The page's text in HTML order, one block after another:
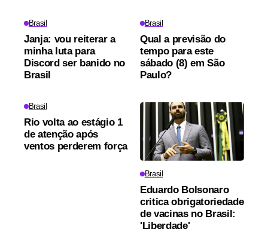
Brasil
Janja: vou reiterar a
minha luta para
Discord ser banido no
Brasil
Brasil
Qual a previsão do
tempo para este
sábado (8) em São
Paulo?
Brasil
Rio volta ao estágio 1
de atenção após
ventos perderem força
Brasil
Eduardo Bolsonaro
critica obrigatoriedade
de vacinas no Brasil:
'Liberdade'